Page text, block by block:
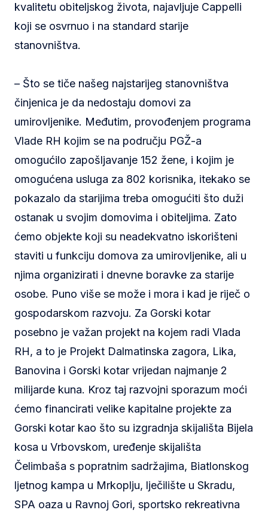
kvalitetu obiteljskog života, najavljuje Cappelli
koji se osvrnuo i na standard starije
stanovništva.
– Što se tiče našeg najstarijeg stanovništva
činjenica je da nedostaju domovi za
umirovljenike. Međutim, provođenjem programa
Vlade RH kojim se na području PGŽ-a
omogućilo zapošljavanje 152 žene, i kojim je
omogućena usluga za 802 korisnika, itekako se
pokazalo da starijima treba omogućiti što duži
ostanak u svojim domovima i obiteljima. Zato
ćemo objekte koji su neadekvatno iskorišteni
staviti u funkciju domova za umirovljenike, ali u
njima organizirati i dnevne boravke za starije
osobe. Puno više se može i mora i kad je riječ o
gospodarskom razvoju. Za Gorski kotar
posebno je važan projekt na kojem radi Vlada
RH, a to je Projekt Dalmatinska zagora, Lika,
Banovina i Gorski kotar vrijedan najmanje 2
milijarde kuna. Kroz taj razvojni sporazum moći
ćemo financirati velike kapitalne projekte za
Gorski kotar kao što su izgradnja skijališta Bijela
kosa u Vrbovskom, uređenje skijališta
Čelimbaša s popratnim sadržajima, Biatlonskog
ljetnog kampa u Mrkoplju, lječilište u Skradu,
SPA oaza u Ravnoj Gori, sportsko rekreativna